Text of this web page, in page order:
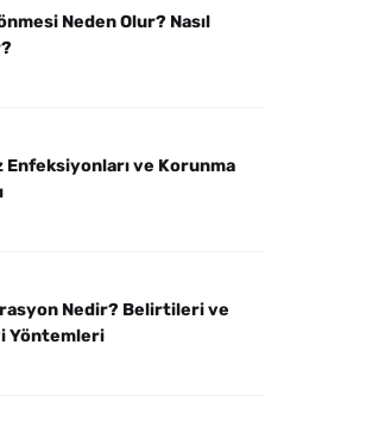
Neden Olur? Nasıl
Enfeksiyonları ve Korunma
Nedir? Belirtileri ve
Yöntemleri